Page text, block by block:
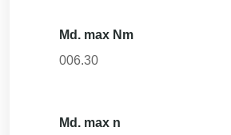
Md. max Nm
006.30
Md. max n